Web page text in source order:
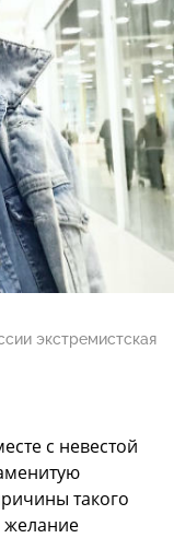
экстремистская
с невестой
такого
желание